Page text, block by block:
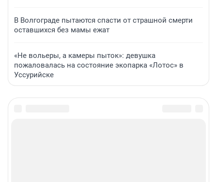
В Волгограде пытаются спасти от страшной смерти
оставшихся без мамы ежат
«Не вольеры, а камеры пыток»: девушка
пожаловалась на состояние экопарка «Лотос» в
Уссурийске